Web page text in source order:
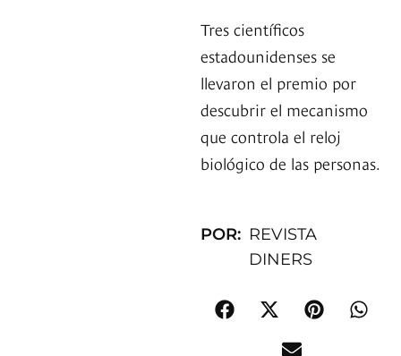
Tres científicos
estadounidenses se
llevaron el premio por
descubrir el mecanismo
que controla el reloj
biológico de las personas.
POR: REVISTA
DINERS